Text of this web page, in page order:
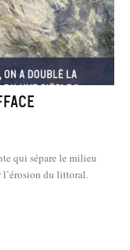
qui sépare le milieu
du littoral.